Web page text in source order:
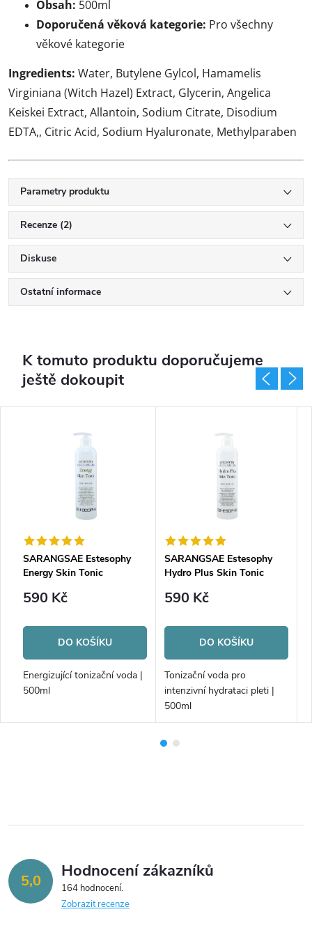
Obsah: 500ml
Doporučená věková kategorie: Pro všechny
věkové kategorie
Ingredients: Water, Butylene Gylcol, Hamamelis
Virginiana (Witch Hazel) Extract, Glycerin, Angelica
Keiskei Extract, Allantoin, Sodium Citrate, Disodium
EDTA,, Citric Acid, Sodium Hyaluronate, Methylparaben
Parametry produktu
Recenze (2)
Diskuse
Ostatní informace
K tomuto produktu doporučujeme
ještě dokoupit
SARANGSAE Estesophy
Energy Skin Tonic
590 Kč
DO KOŠÍKU
Energizující tonizační voda |
500ml
SARANGSAE Estesophy
Hydro Plus Skin Tonic
590 Kč
DO KOŠÍKU
Tonizační voda pro
intenzivní hydrataci pleti |
500ml
5,0 Hodnocení zákazníků
164 hodnocení
Zobrazit recenze